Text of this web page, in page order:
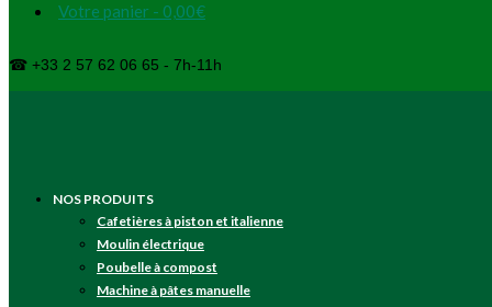
Votre panier - 0,00€
☎ +33 2 57 62 06 65 - 7h-11h
NOS PRODUITS
Cafetières à piston et italienne
Moulin électrique
Poubelle à compost
Machine à pâtes manuelle